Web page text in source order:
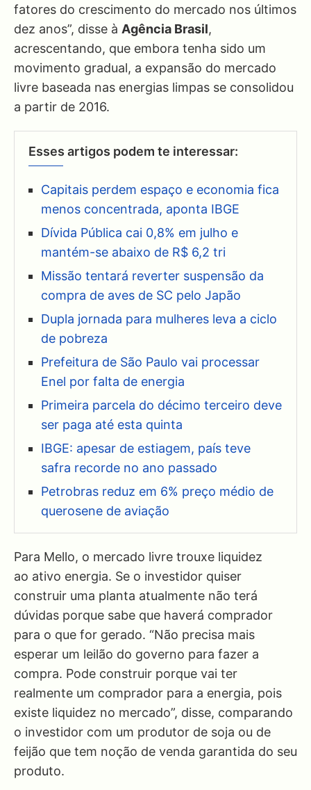
fatores do crescimento do mercado nos últimos
dez anos”, disse à Agência Brasil,
acrescentando, que embora tenha sido um
movimento gradual, a expansão do mercado
livre baseada nas energias limpas se consolidou
a partir de 2016.
Esses artigos podem te interessar:
Capitais perdem espaço e economia fica
menos concentrada, aponta IBGE
Dívida Pública cai 0,8% em julho e
mantém-se abaixo de R$ 6,2 tri
Missão tentará reverter suspensão da
compra de aves de SC pelo Japão
Dupla jornada para mulheres leva a ciclo
de pobreza
Prefeitura de São Paulo vai processar
Enel por falta de energia
Primeira parcela do décimo terceiro deve
ser paga até esta quinta
IBGE: apesar de estiagem, país teve
safra recorde no ano passado
Petrobras reduz em 6% preço médio de
querosene de aviação
Para Mello, o mercado livre trouxe liquidez
ao ativo energia. Se o investidor quiser
construir uma planta atualmente não terá
dúvidas porque sabe que haverá comprador
para o que for gerado. “Não precisa mais
esperar um leilão do governo para fazer a
compra. Pode construir porque vai ter
realmente um comprador para a energia, pois
existe liquidez no mercado”, disse, comparando
o investidor com um produtor de soja ou de
feijão que tem noção de venda garantida do seu
produto.